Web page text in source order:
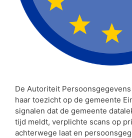
De Autoriteit
haar toezicht op de gemeente
signalen dat de gemeente
tijd meldt, verplichte scans op
achterwege laat en